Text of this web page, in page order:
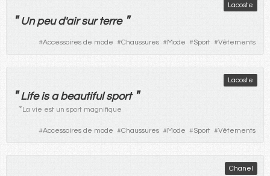
Lacoste
" Un peud'air sur terre "
#Accessoires de mode #Chaussures #Mode #Sport #Vêtements
Lacoste
"Life is a beautiful sport "
*La vie est un sport magnifique
#Accessoires de mode #Chaussures #Mode #Sport #Vêtements
Chanel